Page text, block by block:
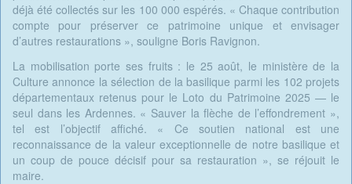
déjà été collectés sur les 100 000 espérés. « Chaque contribution
compte pour préserver ce patrimoine unique et envisager
d’autres restaurations », souligne Boris Ravignon.
La mobilisation porte ses fruits : le 25 août, le ministère de la
Culture annonce la sélection de la basilique parmi les 102 projets
départementaux retenus pour le Loto du Patrimoine 2025 — le
seul dans les Ardennes. « Sauver la flèche de l’effondrement »,
tel est l’objectif affiché. « Ce soutien national est une
reconnaissance de la valeur exceptionnelle de notre basilique et
un coup de pouce décisif pour sa restauration », se réjouit le
maire.